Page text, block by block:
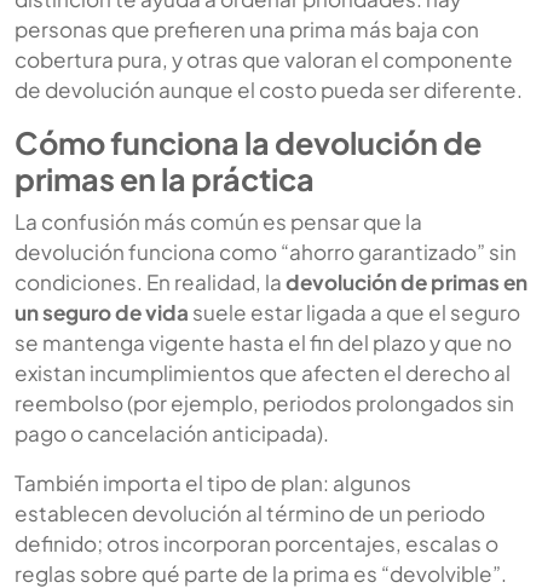
personas que prefieren una prima más baja con
cobertura pura, y otras que valoran el componente
de devolución aunque el costo pueda ser diferente.
Cómo funciona la devolución de
primas en la práctica
La confusión más común es pensar que la
devolución funciona como “ahorro garantizado” sin
condiciones. En realidad, ladevolución de primas en
un seguro de vida suele estar ligada a que el seguro
se mantenga vigente hasta el fin del plazo y que no
existan incumplimientos que afecten el derecho al
reembolso (por ejemplo, periodos prolongados sin
pago o cancelación anticipada).
También importa el tipo de plan: algunos
establecen devolución al término de un periodo
definido; otros incorporan porcentajes, escalas o
reglas sobre qué parte de la prima es “devolvible”.